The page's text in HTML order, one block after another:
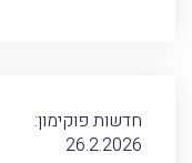
חדשות פוקימון:
26.2.2026